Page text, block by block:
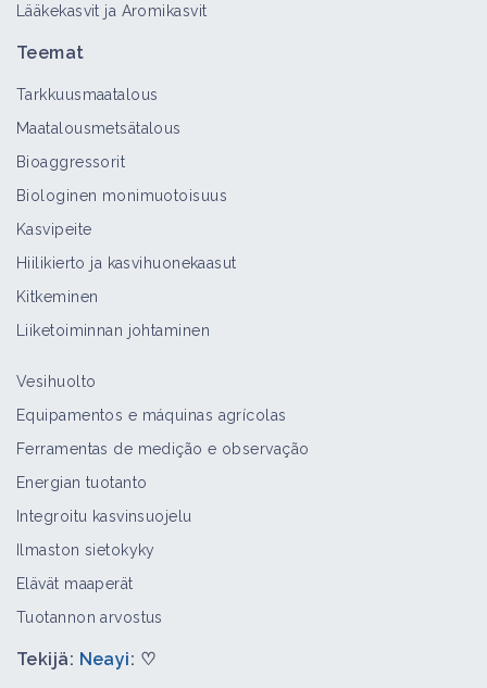
Lääkekasvit ja Aromikasvit
Teemat
Tarkkuusmaatalous
Maatalousmetsätalous
Bioaggressorit
Biologinen monimuotoisuus
Kasvipeite
Hiilikierto ja kasvihuonekaasut
Kitkeminen
Liiketoiminnan johtaminen
Vesihuolto
Equipamentos e máquinas agrícolas
Ferramentas de medição e observação
Energian tuotanto
Integroitu kasvinsuojelu
Ilmaston sietokyky
Elävät maaperät
Tuotannon arvostus
Tekijä: Neayi: ♡